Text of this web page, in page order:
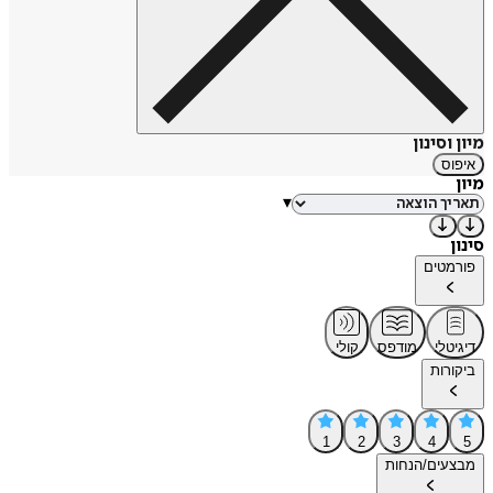
מיון וסינון
איפוס
מיון
▾
סינון
פורמטים
דיגיטלי מודפס
קולי
ביקורות
5
4
3
2
1
מבצעים/הנחות